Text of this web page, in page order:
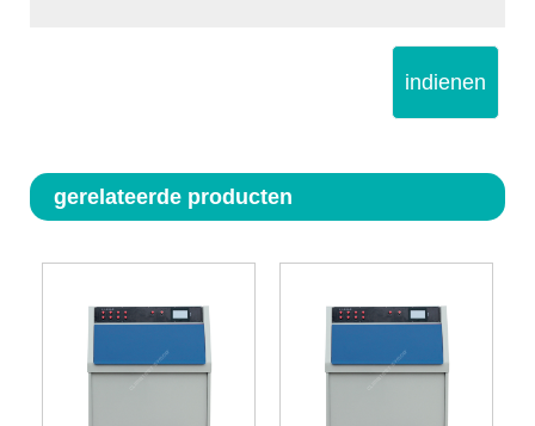
indienen
gerelateerde producten